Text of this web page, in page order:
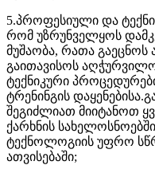
5.პროფესიული და
რომ უზრუნველყოს
მუშაობა, რათა
გაითავისოს
ტექნიკური
ტრენინგის
შეგიძლიათ მიიტანოთ
ქარხნის
ტექნოლოგიის უფრო
ათვისებაში;